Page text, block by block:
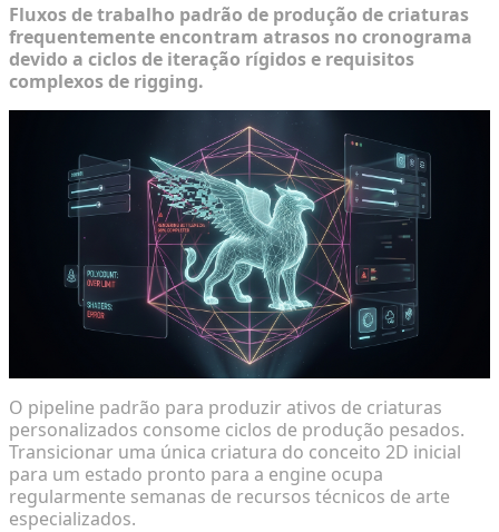
Fluxos de trabalho padrão de produção de criaturas
frequentemente encontram atrasos no cronograma
devido a ciclos de iteração rígidos e requisitos
complexos de rigging.
O pipeline padrão para produzir ativos de criaturas
personalizados consome ciclos de produção pesados.
Transicionar uma única criatura do conceito 2D inicial
para um estado pronto para a engine ocupa
regularmente semanas de recursos técnicos de arte
especializados.